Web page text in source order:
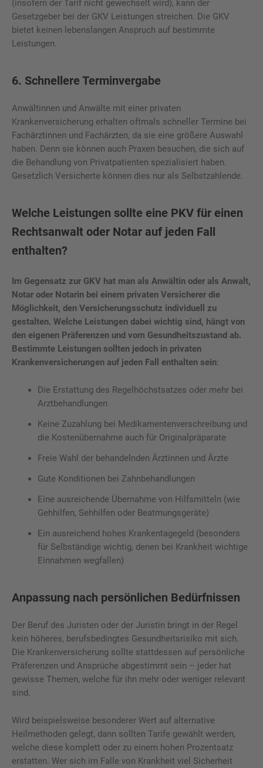
(insofern der Tarif nicht gewechselt wird), kann der
Gesetzgeber bei der GKV Leistungen streichen. Die GKV
bietet keinen lebenslangen Anspruch auf bestimmte
Leistungen.
6. Schnellere Terminvergabe
Anwältinnen und Anwälte mit einer privaten
Krankenversicherung erhalten oftmals schneller Termine bei
Fachärztinnen und Fachärzten, da sie eine größere Auswahl
haben. Denn sie können auch Praxen besuchen, die sich auf
die Behandlung von Privatpatienten spezialisiert haben.
Gesetzlich Versicherte können dies nur als Selbstzahlende.
Welche Leistungen sollte eine PKV für einen
Rechtsanwalt oder Notar auf jeden Fall
enthalten?
Im Gegensatz zur GKV hat man als Anwältin oder als Anwalt,
Notar oder Notarin bei einem privaten Versicherer die
Möglichkeit, den Versicherungsschutz individuell zu
gestalten. Welche Leistungen dabei wichtig sind, hängt von
den eigenen Präferenzen und vom Gesundheitszustand ab.
Bestimmte Leistungen sollten jedoch in privaten
Krankenversicherungen auf jeden Fall enthalten sein:
Die Erstattung des Regelhöchstsatzes oder mehr bei
Arztbehandlungen
Keine Zuzahlung bei Medikamentenverschreibung und
die Kostenübernahme auch für Originalpräparate
Freie Wahl der behandelnden Ärztinnen und Ärzte
Gute Konditionen bei Zahnbehandlungen
Eine ausreichende Übernahme von Hilfsmitteln (wie
Gehhilfen, Sehhilfen oder Beatmungsgeräte)
Ein ausreichend hohes Krankentagegeld (besonders
für Selbständige wichtig, denen bei Krankheit wichtige
Einnahmen wegfallen)
Anpassung nach persönlichen Bedürfnissen
Der Beruf des Juristen oder der Juristin bringt in der Regel
kein höheres, berufsbedingtes Gesundheitsrisiko mit sich.
Die Krankenversicherung sollte stattdessen auf persönliche
Präferenzen und Ansprüche abgestimmt sein – jeder hat
gewisse Themen, welche für ihn mehr oder weniger relevant
sind.
Wird beispielsweise besonderer Wert auf alternative
Heilmethoden gelegt, dann sollten Tarife gewählt werden,
welche diese komplett oder zu einem hohen Prozentsatz
erstatten. Wer sich im Falle von Krankheit viel Sicherheit